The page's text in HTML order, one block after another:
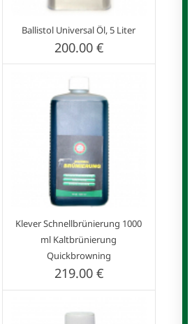
Ballistol Universal Öl, 5 Liter
200.00 €
Klever Schnellbrünierung 1000
ml Kaltbrünierung
Quickbrowning
219.00 €